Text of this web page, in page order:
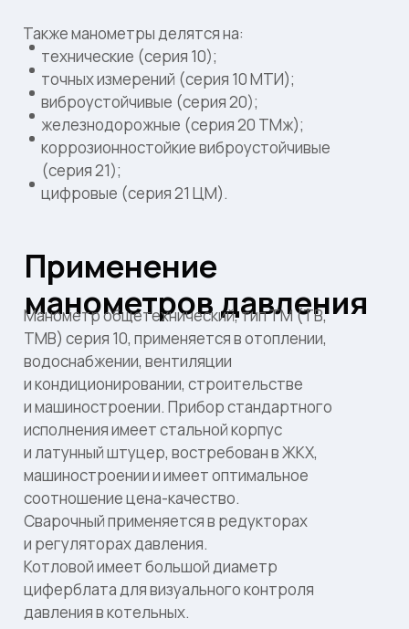
Манометр общетехнический, тип ТМ (ТВ,
ТМВ) серия 10, применяется в отоплении,
водоснабжении, вентиляции
и кондиционировании, строительстве
и машиностроении. Прибор стандартного
исполнения имеет стальной корпус
и латунный штуцер, востребован в ЖКХ,
машиностроении и имеет оптимальное
соотношение цена-качество.
Сварочный применяется в редукторах
и регуляторах давления.
Котловой имеет большой диаметр
циферблата для визуального контроля
давления в котельных.
Также манометры делятся на:
технические (серия 10);
точных измерений (серия 10 МТИ);
виброустойчивые (серия 20);
железнодорожные (серия 20 ТМж);
коррозионностойкие виброустойчивые
(серия 21);
цифровые (серия 21 ЦМ).
Применение
манометров давления